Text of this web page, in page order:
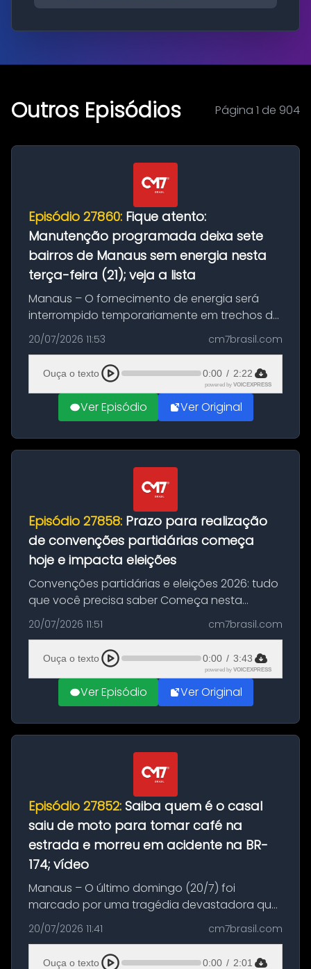
Outros Episódios Página 1 de 904
Episódio 27860: Fique atento:
Manutenção programada deixa sete
bairros de Manaus sem energia nesta
terça-feira (21); veja a lista
Manaus – O fornecimento de energia será
interrompido temporariamente em trechos de
sete bairros de Manaus nesta terça-feira (21).
A suspensão programada ocorrerá para a
execução de serviços de manuten...
20/07/2026 11:53 cm7brasil.com
Ouça o texto 0:00 / 2:22
powered by VOICEXPRESS
Ver Episódio Ver Original
Episódio 27858: Prazo para realização
de convenções partidárias começa
hoje e impacta eleições
Convenções partidárias e eleições 2026: tudo
que você precisa saber Começa nesta
segunda-feira e vai até 5 de agosto o prazo
para que partidos políticos e federações
partidárias realizem suas convençõ...
20/07/2026 11:51 cm7brasil.com
Ouça o texto 0:00 / 3:43
powered by VOICEXPRESS
Ver Episódio Ver Original
Episódio 27852: Saiba quem é o casal
saiu de moto para tomar café na
estrada e morreu em acidente na BR-
174; vídeo
Manaus – O último domingo (20/7) foi
marcado por uma tragédia devastadora que
resultou na morte precoce de dois jovens na
BR-174, na zona rural de Manaus. Um passeio
com destino a um típico café regio...
20/07/2026 11:41 cm7brasil.com
Ouça o texto 0:00 / 2:01